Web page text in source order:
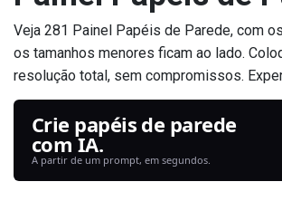
Veja 281 Painel Papéis de Parede, com
os tamanhos menores ficam ao lado.
resolução total, sem compromissos.
Crie papéis de parede
com IA.
A partir de um prompt, em segundos.